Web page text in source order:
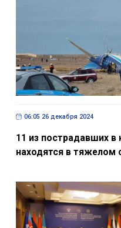
06:05 26 декабря 2024
11 из пострадавших
находятся в тяжелом